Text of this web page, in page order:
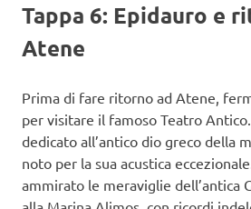
Tappa 6: Epidauro e
Atene
Prima di fare ritorno ad Atene,
per visitare il famoso Teatro
dedicato all’antico dio greco della
noto per la sua acustica
ammirato le meraviglie dell’antica